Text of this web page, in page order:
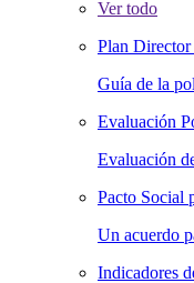
Ver todo
Plan
Guía de la
Evaluación
Evaluación
Pacto Social
Un acuerdo
Indicadores